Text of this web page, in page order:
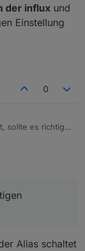
der influx und
Einstellung
0
sollte es richtig
eingetragen
Alias schaltet